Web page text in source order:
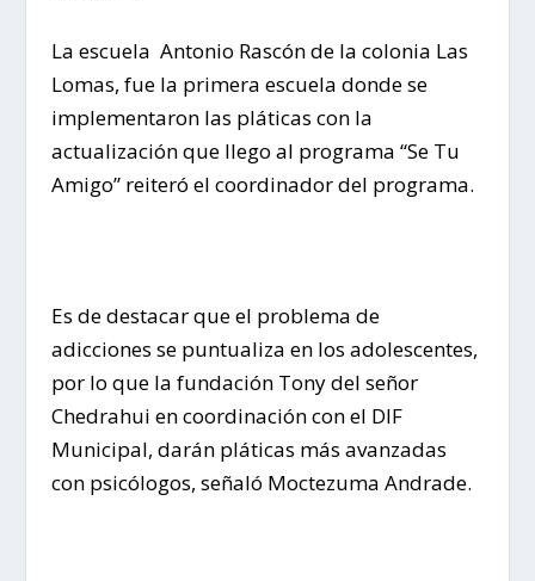
La escuela Antonio Rascón de la colonia Las
Lomas, fue la primera escuela donde se
implementaron las pláticas con la
actualización que llego al programa “Se Tu
Amigo” reiteró el coordinador del programa.
Es de destacar que el problema de
adicciones se puntualiza en los adolescentes,
por lo que la fundación Tony del señor
Chedrahui en coordinación con el DIF
Municipal, darán pláticas más avanzadas
con psicólogos, señaló Moctezuma Andrade.